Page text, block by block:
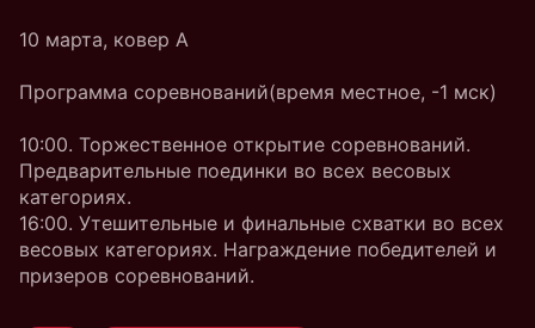
10 марта, ковер A
Программа соревнований(время местное, -1 мск)
10:00. Торжественное открытие соревнований.
Предварительные поединки во всех весовых
категориях.
16:00. Утешительные и финальные схватки во всех
весовых категориях. Награждение победителей и
призеров соревнований.